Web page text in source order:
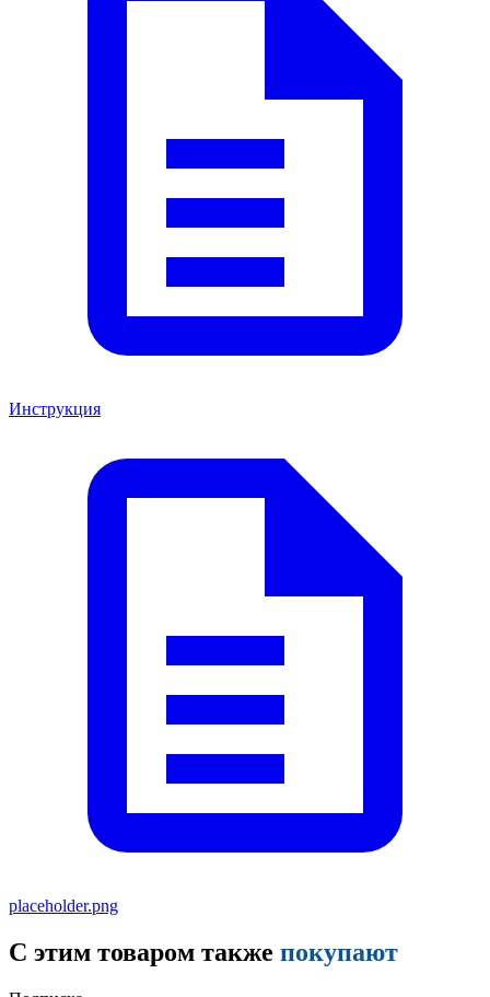
Инструкция
placeholder.png
С этим товаром также покупают